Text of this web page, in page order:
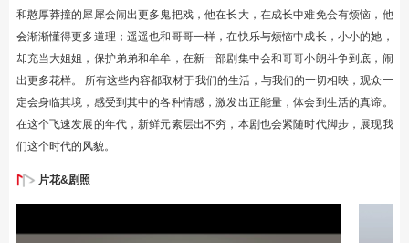
和憨厚莽撞的犀犀会闹出更多鬼把戏，他在长大，在成长中难免会有烦恼，他
会渐渐懂得更多道理；遥遥也和哥哥一样，在快乐与烦恼中成长，小小的她，
却充当大姐姐，保护弟弟和牟牟，在新一部剧集中会和哥哥小朗斗争到底，闹
出更多花样。 所有这些内容都取材于我们的生活，与我们的一切相映，观众一
定会身临其境，感受到其中的各种情感，激发出正能量，体会到生活的真谛。
在这个飞速发展的年代，新鲜元素层出不穷，本剧也会紧随时代脚步，展现我
们这个时代的风貌。
片花&剧照